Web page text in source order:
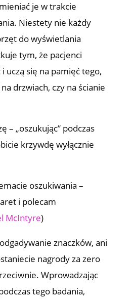
je w trakcie
Niestety nie każdy
do wyświetlania
tym, że pacjenci
uczą się na pamięć tego,
drzwiach, czy na ścianie
– „oszukując” podczas
krzywdę wyłącznie
oszukiwania –
i polecam
McIntyre)
znaczków, ani
nagrody za zero
Wprowadzając
tego badania,